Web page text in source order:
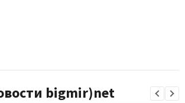
bigmir)net